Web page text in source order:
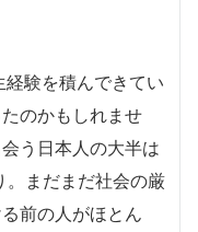
験を積んできてい
のかもしれませ
う日本人の大半は
。まだまだ社会の厳
前の人がほとん